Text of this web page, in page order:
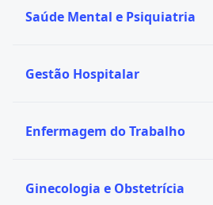
Saúde Mental e Psiquiatria
Gestão Hospitalar
Enfermagem do Trabalho
Ginecologia e Obstetrícia